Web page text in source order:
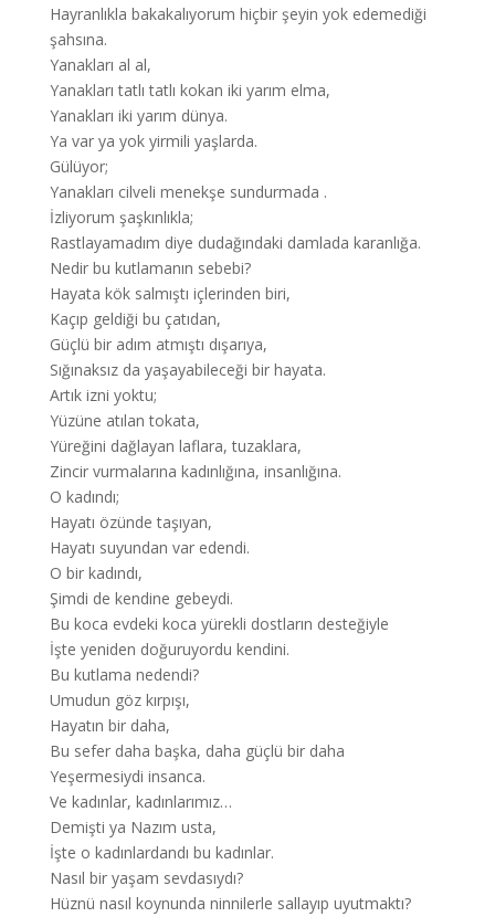
Hayranlıkla bakakalıyorum hiçbir şeyin yok edemediği
şahsına.
Yanakları al al,
Yanakları tatlı tatlı kokan iki yarım elma,
Yanakları iki yarım dünya.
Ya var ya yok yirmili yaşlarda.
Gülüyor;
Yanakları cilveli menekşe sundurmada .
İzliyorum şaşkınlıkla;
Rastlayamadım diye dudağındaki damlada karanlığa.
Nedir bu kutlamanın sebebi?
Hayata kök salmıştı içlerinden biri,
Kaçıp geldiği bu çatıdan,
Güçlü bir adım atmıştı dışarıya,
Sığınaksız da yaşayabileceği bir hayata.
Artık izni yoktu;
Yüzüne atılan tokata,
Yüreğini dağlayan laflara, tuzaklara,
Zincir vurmalarına kadınlığına, insanlığına.
O kadındı;
Hayatı özünde taşıyan,
Hayatı suyundan var edendi.
O bir kadındı,
Şimdi de kendine gebeydi.
Bu koca evdeki koca yürekli dostların desteğiyle
İşte yeniden doğuruyordu kendini.
Bu kutlama nedendi?
Umudun göz kırpışı,
Hayatın bir daha,
Bu sefer daha başka, daha güçlü bir daha
Yeşermesiydi insanca.
Ve kadınlar, kadınlarımız…
Demişti ya Nazım usta,
İşte o kadınlardandı bu kadınlar.
Nasıl bir yaşam sevdasıydı?
Hüznü nasıl koynunda ninnilerle sallayıp uyutmaktı?